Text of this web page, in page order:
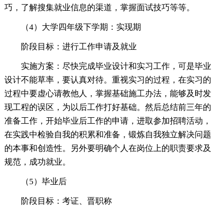
巧，了解搜集就业信息的渠道，掌握面试技巧等等。
（4）大学四年级下学期：实现期
阶段目标：进行工作申请及就业
实施方案：尽快完成毕业设计和实习工作，可是毕业
设计不能草率，要认真对待。重视实习的过程，在实习的
过程中要虚心请教他人，掌握基础施工办法，能够及时发
现工程的误区，为以后工作打好基础。然后总结前三年的
准备工作，开始毕业后工作的申请，进取参加招聘活动，
在实践中检验自我的积累和准备，锻炼自我独立解决问题
的本事和创造性。另外要明确个人在岗位上的职责要求及
规范，成功就业。
（5）毕业后
阶段目标：考证、晋职称